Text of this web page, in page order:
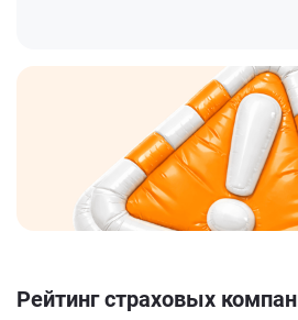
Рейтинг страховых